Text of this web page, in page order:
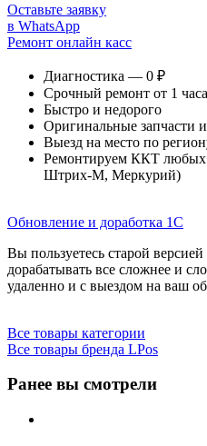
Оставьте заявку
в WhatsApp
Ремонт онлайн касс
Диагностика — 0 ₽
Срочный ремонт от 1 часа
Быстро и недорого
Оригинальные запчасти
Выезд на место по
Ремонтируем ККТ
Штрих-М, Меркурий)
Обновление и доработка 1С
Вы пользуетесь старой
дорабатывать все сложнее и
удаленно и с выездом на ваш
Все товары категории
Все товары бренда LPos
Ранее вы смотрели